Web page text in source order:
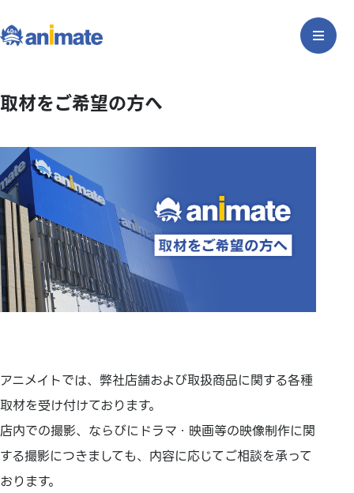
取材をご希望の方へ
アニメイトでは、弊社店舗および取扱商品に関する各種
取材を受け付けております。
店内での撮影、ならびにドラマ・映画等の映像制作に関
する撮影につきましても、内容に応じてご相談を承って
おります。